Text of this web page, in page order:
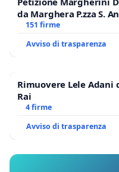
da Marghera P.zza S.
Polo tariffa a € 1,50
151 firme
Avviso di trasparenza
Rimuovere Lele
Rai
4 firme
Avviso di trasparenza